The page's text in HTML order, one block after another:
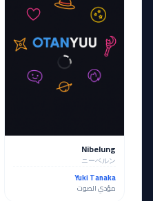
Nibelung
ニーベルン
Yuki Tanaka
مؤدي الصوت